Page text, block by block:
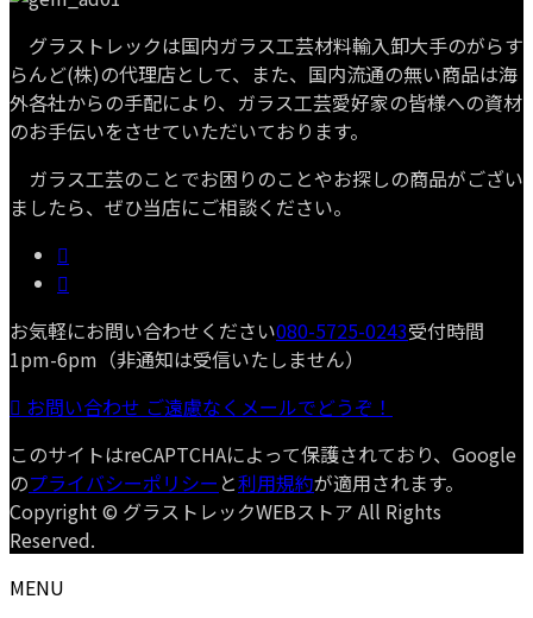
グラストレックは国内ガラス工芸材料輸入卸大手のがらす
らんど(株)の代理店として、また、国内流通の無い商品は海
外各社からの手配により、ガラス工芸愛好家の皆様への資材
のお手伝いをさせていただいております。
ガラス工芸のことでお困りのことやお探しの商品がござい
ましたら、ぜひ当店にご相談ください。
お気軽にお問い合わせください080-5725-0243受付時間
1pm-6pm（非通知は受信いたしません）
お問い合わせ ご遠慮なくメールでどうぞ！
このサイトはreCAPTCHAによって保護されており、Google
のプライバシーポリシー と利用規約が適用されます。
Copyright © グラストレックWEBストア All Rights
Reserved.
MENU